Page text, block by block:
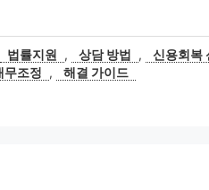
법률지원 , 상담 방법 , 신용회복
무조정
, 해결 가이드